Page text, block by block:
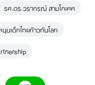
รศ.ดร.วรากรณ์ สามโกเศศ
นเด็กไทยก้าวทันโลก